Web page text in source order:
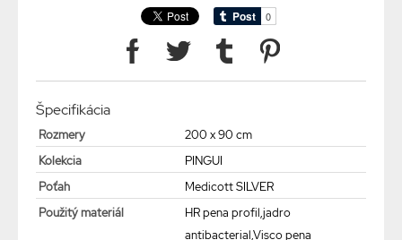
Špecifikácia
Rozmery
200 x 90 cm
Kolekcia
PINGUI
Poťah
Medicott SILVER
Použitý materiál
HR pena profil,jadro
antibacterial,Visco pena